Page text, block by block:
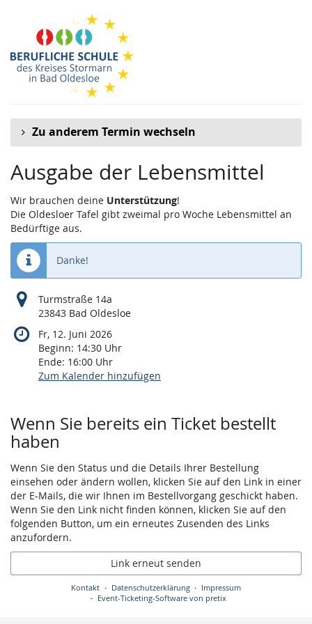
Haupt-
Inhalt
springen
Zu anderem Termin wechseln
Ausgabe der Lebensmittel
Wir brauchen deine Unterstützung!
Die Oldesloer Tafel gibt zweimal pro Woche Lebensmittel an
Bedürftige aus.
Danke!
Turmstraße 14a
23843 Bad Oldesloe
Fr, 12. Juni 2026
Beginn: 14:30 Uhr
Ende: 16:00 Uhr
Zum Kalender hinzufügen
Wenn Sie bereits ein Ticket bestellt
haben
Wenn Sie den Status und die Details Ihrer Bestellung
einsehen oder ändern wollen, klicken Sie auf den Link in einer
der E-Mails, die wir Ihnen im Bestellvorgang geschickt haben.
Wenn Sie den Link nicht finden können, klicken Sie auf den
folgenden Button, um ein erneutes Zusenden des Links
anzufordern.
Link erneut senden
Kontakt Datenschutzerklärung
Impressum
Event-Ticketing-Software von pretix